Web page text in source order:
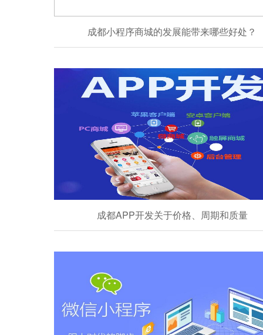
成都小程序商城的发展能带来哪些好处？
成都APP开发关于价格、周期和质量